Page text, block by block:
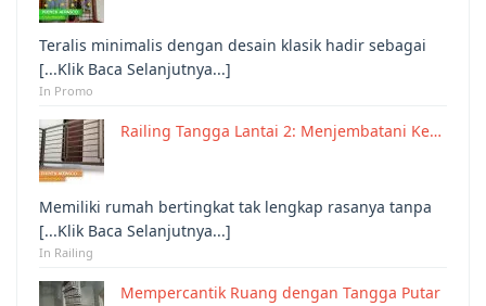
Teralis minimalis dengan desain klasik hadir sebagai
[...Klik Baca Selanjutnya...]
In Promo
Railing Tangga Lantai 2: Menjembatani Ke…
Memiliki rumah bertingkat tak lengkap rasanya tanpa
[...Klik Baca Selanjutnya...]
In Railing
Mempercantik Ruang dengan Tangga Putar